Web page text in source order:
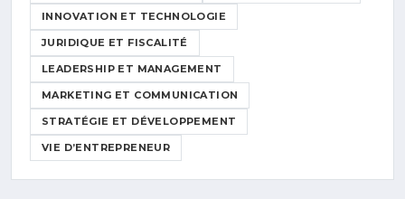
INNOVATION ET TECHNOLOGIE
JURIDIQUE ET FISCALITÉ
LEADERSHIP ET MANAGEMENT
MARKETING ET COMMUNICATION
STRATÉGIE ET DÉVELOPPEMENT
VIE D’ENTREPRENEUR